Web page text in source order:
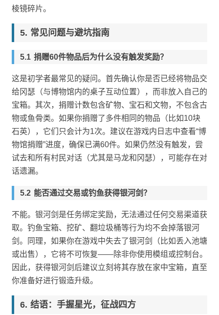
棱镜碎片。
常见问题与避坑指南
捐赠60件物品后为什么没有触发奖励？
这是初学者最常见的疑问。首先确认你是否已经将物品交
给冈瑟（与博物馆内的桌子互动位置），而非放入自己的
宝箱。其次，捐赠计数包含矿物、宝石和文物，不包含古
物或鱼骨类。如果你捐赠了多件相同的物品（比如10块
石英），它们只会计为1次。建议在游戏内日志中查看“博
物馆捐赠”进度，确保已满60件。如果仍然没有触发，尝
试去和所有村民对话（尤其是马龙和冈瑟），可能存在对
话遗漏。
能否通过交易或钓鱼获得银河剑？
不能。银河剑是任务绑定奖励，无法通过任何交易渠道获
取。钓鱼宝箱、挖矿、翻垃圾桶等行为均不会掉落银河
剑。同理，如果你在游戏中失去了银河剑（比如丢入池塘
或出售），它将不可恢复——除非你使用模组或控制台。
因此，获得银河剑后建议立刻将其存放在家中宝箱，直至
你准备好进行锻造升级。
结语：手握星光，征战四方